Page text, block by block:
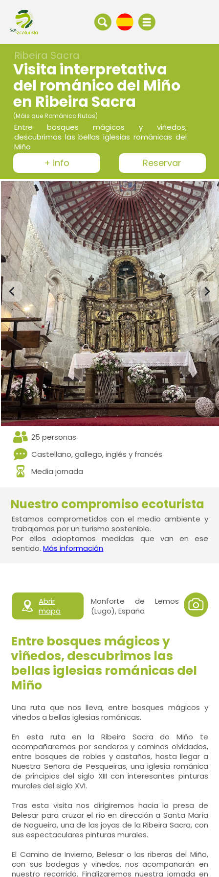
Ribeira Sacra
Visita interpretativa
del románico del Miño
en Ribeira Sacra
(Máis que Románico Rutas)
Entre bosques mágicos y viñedos,
descubrimos las bellas iglesias románicas del
Miño
+ info Reservar
25 personas
Castellano, gallego, inglés y francés
Media jornada
Nuestro compromiso ecoturista
Estamos comprometidos con el medio ambiente y
trabajamos por un turismo sostenible.
Por ellos adoptamos medidas que van en ese
sentido.Más información
Abrir
mapa
Monforte de Lemos
(Lugo), España
Entre bosques mágicos y
viñedos, descubrimos las
bellas iglesias románicas del
Miño
Una ruta que nos lleva, entre bosques mágicos y
viñedos a bellas iglesias románicas.
En esta ruta en la Ribeira Sacra do Miño te
acompañaremos por senderos y caminos olvidados,
entre bosques de robles y castaños, hasta llegar a
Nuestra Señora de Pesqueiras, una iglesia románica
de principios del siglo XIII con interesantes pinturas
murales del siglo XVI.
Tras esta visita nos dirigiremos hacia la presa de
Belesar para cruzar el río en dirección a Santa María
de Nogueira, una de las joyas de la Ribeira Sacra, con
sus espectaculares pinturas murales.
El Camino de Invierno, Belesar o las riberas del Miño,
con sus bodegas y viñedos, nos acompañarán en
nuestro recorrido. Finalizaremos nuestra jornada en